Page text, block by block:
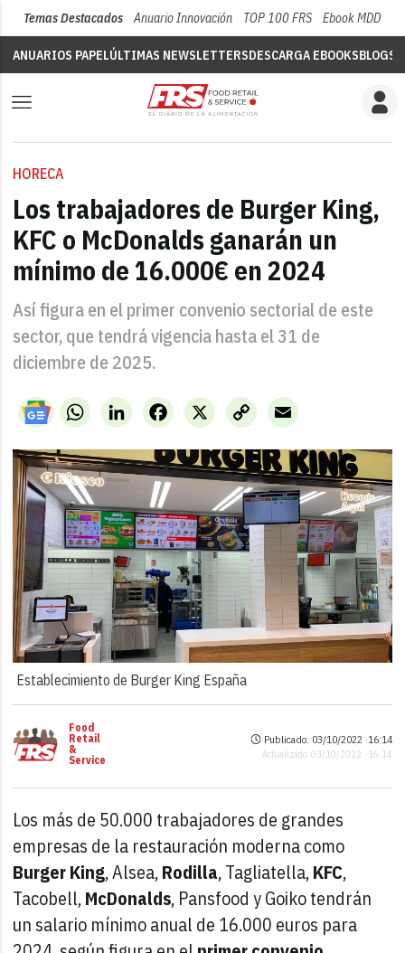
Temas Destacados Anuario Innovación TOP 100 FRS Ebook MDD
ANUARIOS PAPELÚLTIMAS NEWSLETTERSDESCARGA EBOOKSBLOGS
HORECA
Los trabajadores de Burger King,
KFC o McDonalds ganarán un
mínimo de 16.000€ en 2024
Así figura en el primer convenio sectorial de este
sector, que tendrá vigencia hasta el 31 de
diciembre de 2025.
WhatsAppLinkedIn X
Facebook
Copy
Link
Email
Establecimiento de Burger King España
Food
Retail
&
Service
Publicado: 03/10/2022 ·16:14
Actualizado: 03/10/2022 · 16:14
Los más de 50.000 trabajadores de grandes
empresas de la restauración moderna como
Burger King, Alsea,Rodilla, Tagliatella,KFC,
Tacobell,McDonalds, Pansfood y Goiko tendrán
un salario mínimo anual de 16.000 euros para